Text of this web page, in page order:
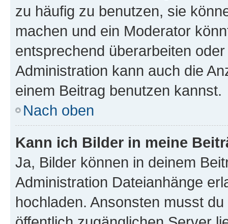
zu häufig zu benutzen, sie
machen und ein Moderator
entsprechend überarbeiten
Administration kann auch die
einem Beitrag benutzen kannst.
Nach oben
Kann ich Bilder in meine
Ja, Bilder können in deinem
Administration Dateianhänge
hochladen. Ansonsten musst